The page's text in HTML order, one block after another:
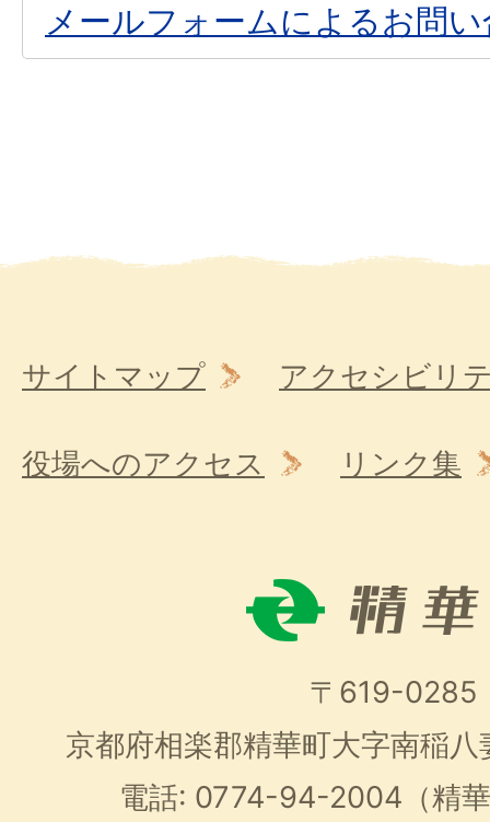
メールフォームによるお問
サイトマップ アクセシビリ
役場へのアクセス リンク集
〒619-0285
京都府相楽郡精華町大字南稲
電話: 0774-94-2004（精